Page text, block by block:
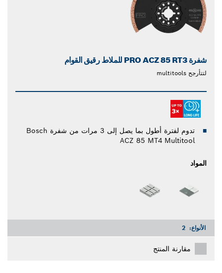
شفرة PRO ACZ 85 RT3 للملاط رقيق القوام
لتتأرجح multitools
تدوم لفترة أطول بما يصل إلى 3 مرات من شفرة Bosch
ACZ 85 MT4 Multitool
المواد
الأنواع: 2
مقارنة المنتج